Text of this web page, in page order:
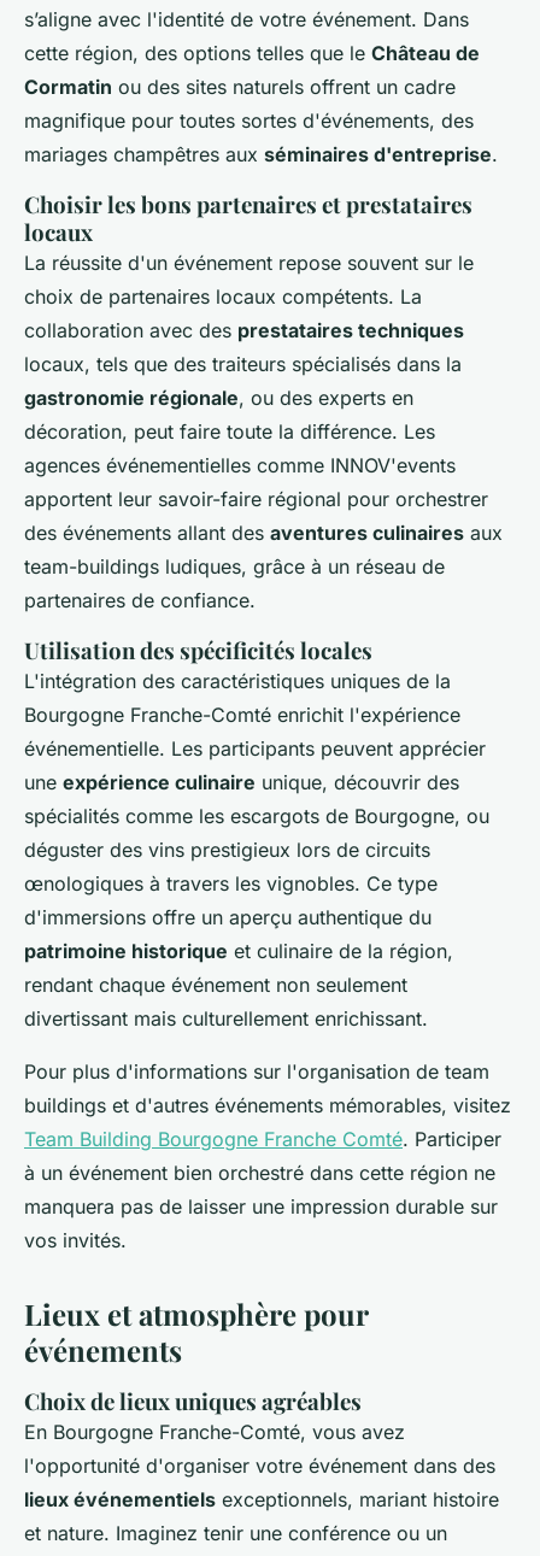
s’aligne avec l'identité de votre événement. Dans
cette région, des options telles que le Château de
Cormatin ou des sites naturels offrent un cadre
magnifique pour toutes sortes d'événements, des
mariages champêtres aux séminaires d'entreprise.
Choisir les bons partenaires et prestataires
locaux
La réussite d'un événement repose souvent sur le
choix de partenaires locaux compétents. La
collaboration avec des prestataires techniques
locaux, tels que des traiteurs spécialisés dans la
gastronomie régionale, ou des experts en
décoration, peut faire toute la différence. Les
agences événementielles comme INNOV'events
apportent leur savoir-faire régional pour orchestrer
des événements allant des aventures culinaires aux
team-buildings ludiques, grâce à un réseau de
partenaires de confiance.
Utilisation des spécificités locales
L'intégration des caractéristiques uniques de la
Bourgogne Franche-Comté enrichit l'expérience
événementielle. Les participants peuvent apprécier
une expérience culinaire unique, découvrir des
spécialités comme les escargots de Bourgogne, ou
déguster des vins prestigieux lors de circuits
œnologiques à travers les vignobles. Ce type
d'immersions offre un aperçu authentique du
patrimoine historique et culinaire de la région,
rendant chaque événement non seulement
divertissant mais culturellement enrichissant.
Pour plus d'informations sur l'organisation de team
buildings et d'autres événements mémorables, visitez
Team Building Bourgogne Franche Comté. Participer
à un événement bien orchestré dans cette région ne
manquera pas de laisser une impression durable sur
vos invités.
Lieux et atmosphère pour
événements
Choix de lieux uniques agréables
En Bourgogne Franche-Comté, vous avez
l'opportunité d'organiser votre événement dans des
lieux événementiels exceptionnels, mariant histoire
et nature. Imaginez tenir une conférence ou un